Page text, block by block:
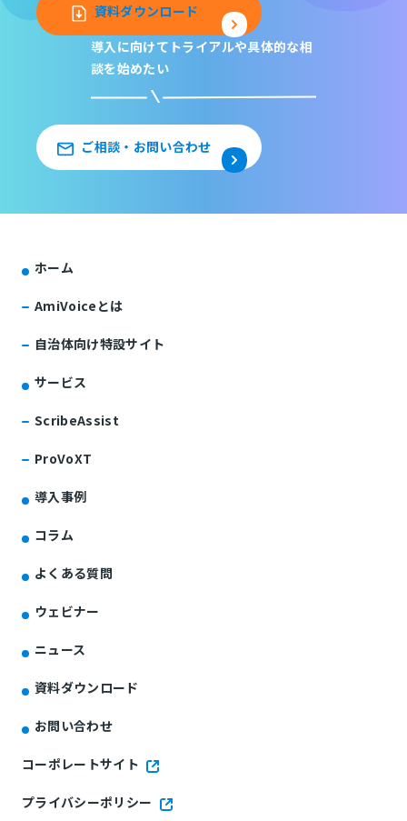
資料ダウンロード
導入に向けてトライアルや具体的な相
談を始めたい
ご相談・お問い合わせ
ホーム
AmiVoiceとは
自治体向け特設サイト
サービス
ScribeAssist
ProVoXT
導入事例
コラム
よくある質問
ウェビナー
ニュース
資料ダウンロード
お問い合わせ
コーポレートサイト
プライバシーポリシー